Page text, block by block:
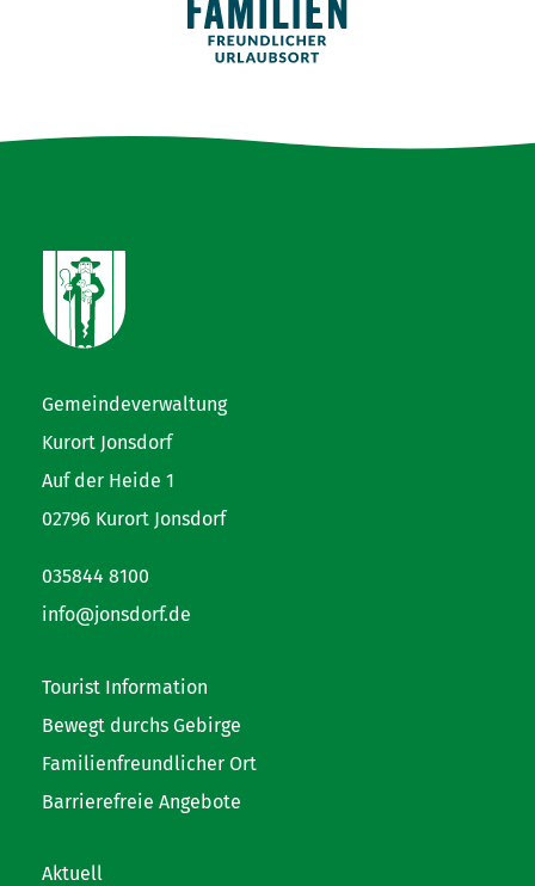
Gemeindeverwaltung
Kurort Jonsdorf
Auf der Heide 1
02796 Kurort Jonsdorf
035844 8100
info@jonsdorf.de
Tourist Information
Bewegt durchs Gebirge
Familienfreundlicher Ort
Barrierefreie Angebote
Aktuell